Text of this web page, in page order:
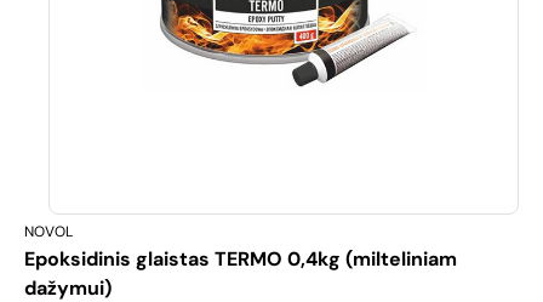
NOVOL
Epoksidinis glaistas TERMO 0,4kg (milteliniam
dažymui)